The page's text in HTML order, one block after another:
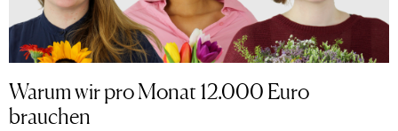
Warum wir pro Monat 12.000 Euro
brauchen